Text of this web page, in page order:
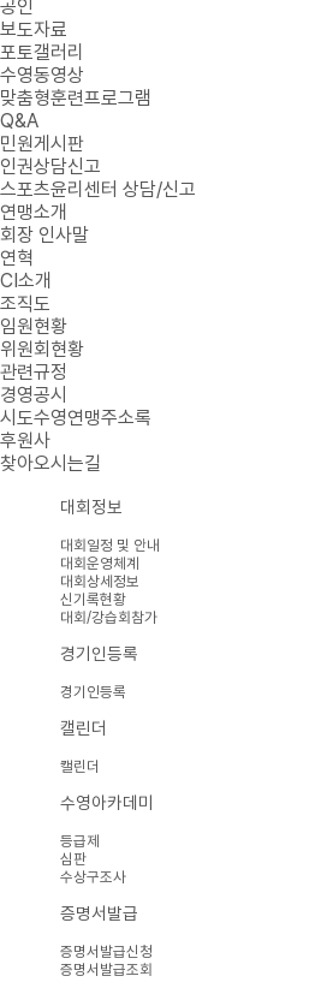
공인
보도자료
포토갤러리
수영동영상
맞춤형훈련프로그램
Q&A
민원게시판
인권상담신고
스포츠윤리센터 상담/신고
연맹소개
회장 인사말
연혁
CI소개
조직도
임원현황
위원회현황
관련규정
경영공시
시도수영연맹주소록
후원사
찾아오시는길
대회정보
대회일정 및 안내
대회운영체계
대회상세정보
신기록현황
대회/강습회참가
경기인등록
경기인등록
캘린더
캘린더
수영아카데미
등급제
심판
수상구조사
증명서발급
증명서발급신청
증명서발급조회